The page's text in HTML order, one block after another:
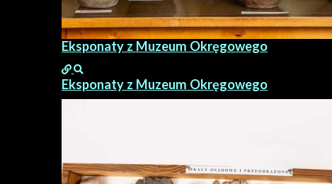
Eksponaty z Muzeum Okręgowego
Eksponaty z Muzeum Okręgowego